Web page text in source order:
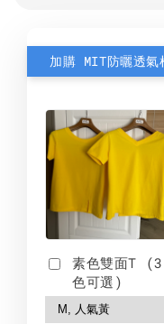
素色雙面T (3
色可選)